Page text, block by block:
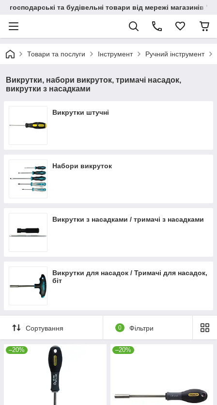
господарські та будівельні товари від мережі магазинів
Товари та послуги Інструмент Ручний інструмент
Викрутки, набори викруток, тримачі насадок,
викрутки з насадками
Викрутки штучні
Набори викруток
Викрутки з насадками / тримачі з насадками
Викрутки для насадок / Тримачі для насадок,
біт
Сортування 0 Фільтри
–20% –20%